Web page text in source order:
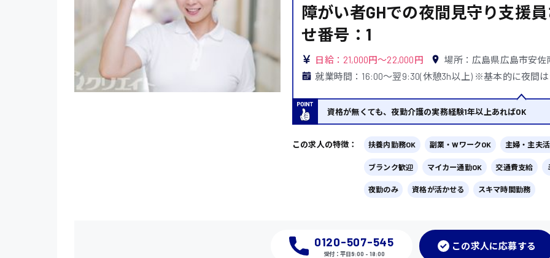
障がい者GHでの夜間見守り支援
せ番号：1
日給：21,000円～22,000円
場所：広島県広島市安佐
就業時間：16:00〜翌9:30(休憩3h以上) ※基本的に夜間
資格が無くても、夜勤介護の実務経験1年以上あればOK
この求人の特徴： 扶養内勤務OK 副業・WワークOK 主婦・主夫
ブランク歓迎 マイカー通勤OK 交通費支給
夜勤のみ 資格が活かせる スキマ時間勤務
0120-507-545
受付：平日9:00 - 18:00
この求人に応募する